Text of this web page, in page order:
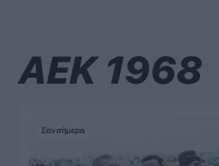
ΑΕΚ 1968
Σαν σήμερα